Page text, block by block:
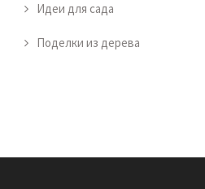
Идеи для сада
Поделки из дерева